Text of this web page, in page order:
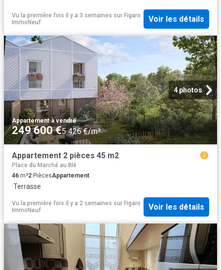
Vu la première fois il y a 3 semaines sur Figaro
ImmoNeuf
Voir les détails
4 photos
Appartement·à vendre
249 600 €5 426 €/m²
Appartement 2 pièces 45 m2
Place du Marché au Blé
46 m²2 PiècesAppartement
·Terrasse
Vu la première fois il y a 2 semaines sur Figaro
ImmoNeuf
Voir les détails